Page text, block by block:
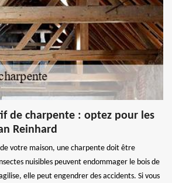
de charpente : optez pour les
Reinhard
votre maison, une charpente doit être
nuisibles peuvent endommager le bois de
elle peut engendrer des accidents. Si vous